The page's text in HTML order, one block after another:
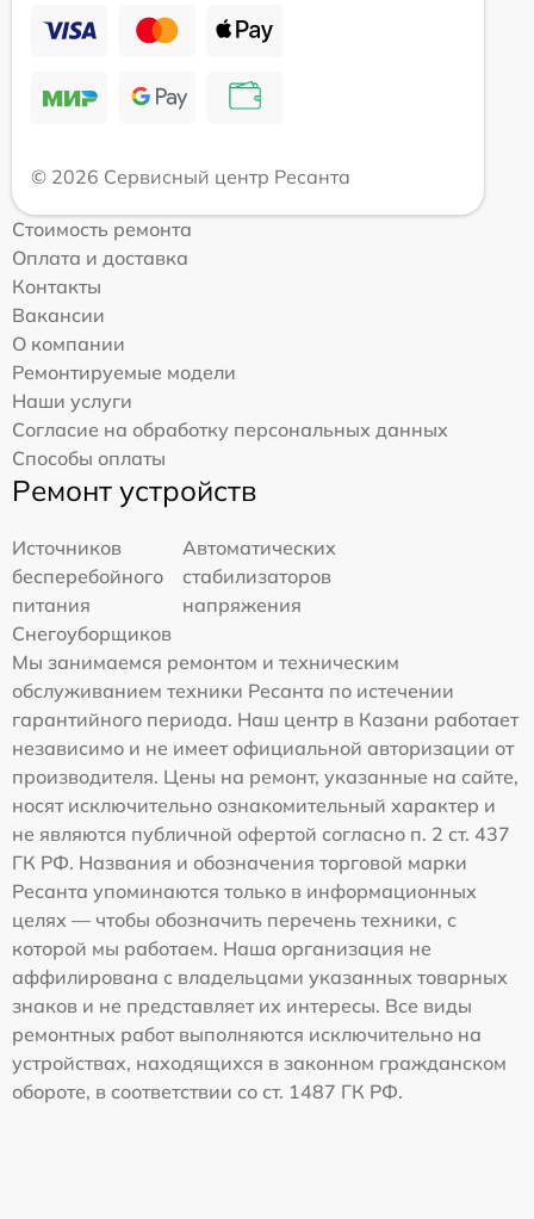
© 2026 Сервисный центр Ресанта
Стоимость ремонта
Оплата и доставка
Контакты
Вакансии
О компании
Ремонтируемые модели
Наши услуги
Согласие на обработку персональных данных
Способы оплаты
Ремонт устройств
Источников
бесперебойного
питания
Автоматических
стабилизаторов
напряжения
Снегоуборщиков
Мы занимаемся ремонтом и техническим
обслуживанием техники Ресанта по истечении
гарантийного периода. Наш центр в Казани работает
независимо и не имеет официальной авторизации от
производителя. Цены на ремонт, указанные на сайте,
носят исключительно ознакомительный характер и
не являются публичной офертой согласно п. 2 ст. 437
ГК РФ. Названия и обозначения торговой марки
Ресанта упоминаются только в информационных
целях — чтобы обозначить перечень техники, с
которой мы работаем. Наша организация не
аффилирована с владельцами указанных товарных
знаков и не представляет их интересы. Все виды
ремонтных работ выполняются исключительно на
устройствах, находящихся в законном гражданском
обороте, в соответствии со ст. 1487 ГК РФ.